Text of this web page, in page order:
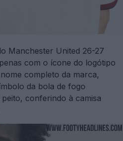
Manchester United 26-27
com o ícone do logótipo
completo da marca,
da bola de fogo
conferindo à camisa